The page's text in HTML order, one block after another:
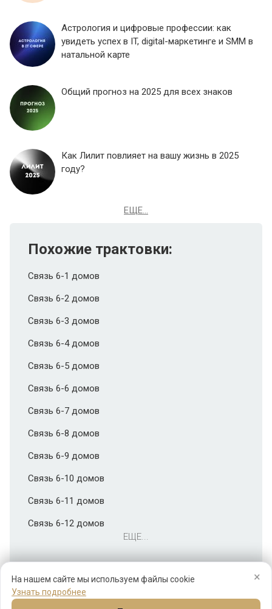
×
На нашем сайте мы используем файлы cookie
Узнать подробнее
Астрология и цифровые профессии: как
увидеть успех в IT, digital-маркетинге и SMM в
натальной карте
Общий прогноз на 2025 для всех знаков
Как Лилит повлияет на вашу жизнь в 2025
году?
ЕЩЕ...
Похожие трактовки:
Связь 6-1 домов
Связь 6-2 домов
Связь 6-3 домов
Связь 6-4 домов
Связь 6-5 домов
Связь 6-6 домов
Связь 6-7 домов
Связь 6-8 домов
Связь 6-9 домов
Связь 6-10 домов
Связь 6-11 домов
Связь 6-12 домов
ЕЩЕ...